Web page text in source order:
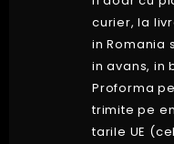
curier, la
in Romania
in avans, in
Proforma
trimite pe
tarile UE